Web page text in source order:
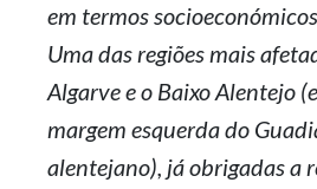
em termos
Uma das regiões mais
Algarve e o Baixo Alentejo
margem esquerda do
alentejano), já obrigadas a